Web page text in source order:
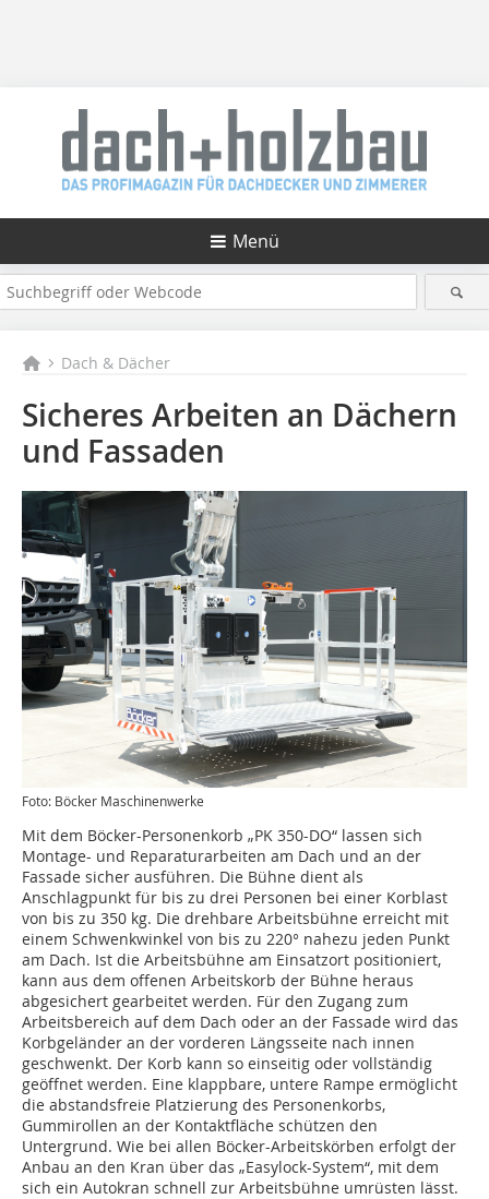
Menü
Dach & Dächer
Sicheres Arbeiten an Dächern
und Fassaden
Foto: Böcker Maschinenwerke
Mit dem Böcker-Personenkorb „PK 350-DO“ lassen sich
Montage- und Reparaturarbeiten am Dach und an der
Fassade sicher ausführen. Die Bühne dient als
Anschlagpunkt für bis zu drei Personen bei einer Korblast
von bis zu 350 kg. Die drehbare Arbeitsbühne erreicht mit
einem Schwenkwinkel von bis zu 220° nahezu jeden Punkt
am Dach. Ist die Arbeitsbühne am Einsatzort positioniert,
kann aus dem offenen Arbeitskorb der Bühne heraus
abgesichert gearbeitet werden. Für den Zugang zum
Arbeitsbereich auf dem Dach oder an der Fassade wird das
Korbgeländer an der vorderen Längsseite nach innen
geschwenkt. Der Korb kann so einseitig oder vollständig
geöffnet werden. Eine klappbare, untere Rampe ermöglicht
die abstandsfreie Platzierung des Personenkorbs,
Gummirollen an der Kontaktfläche schützen den
Untergrund. Wie bei allen Böcker-Arbeitskörben erfolgt der
Anbau an den Kran über das „Easylock-System“, mit dem
sich ein Autokran schnell zur Arbeitsbühne umrüsten lässt.